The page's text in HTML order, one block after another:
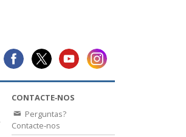
CONTACTE‑NOS
Perguntas?
Contacte‑nos